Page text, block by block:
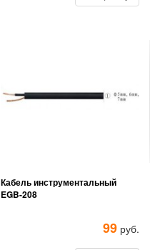
Кабель инструментальный
EGB-208
99 руб.